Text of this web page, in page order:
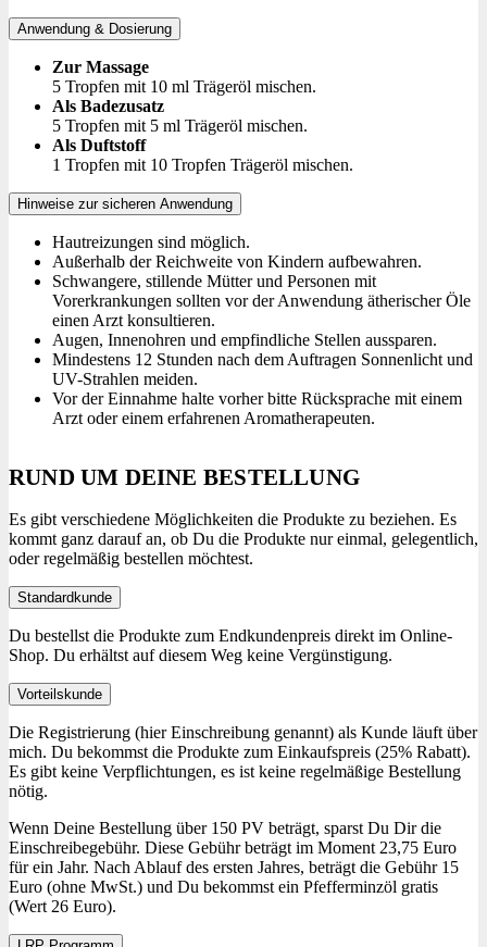
Anwendung & Dosierung
Zur Massage
5 Tropfen mit 10 ml Trägeröl mischen.
Als Badezusatz
5 Tropfen mit 5 ml Trägeröl mischen.
Als Duftstoff
1 Tropfen mit 10 Tropfen Trägeröl mischen.
Hinweise zur sicheren Anwendung
Hautreizungen sind möglich.
Außerhalb der Reichweite von Kindern aufbewahren.
Schwangere, stillende Mütter und Personen mit
Vorerkrankungen sollten vor der Anwendung ätherischer Öle
einen Arzt konsultieren.
Augen, Innenohren und empfindliche Stellen aussparen.
Mindestens 12 Stunden nach dem Auftragen Sonnenlicht und
UV-Strahlen meiden.
Vor der Einnahme halte vorher bitte Rücksprache mit einem
Arzt oder einem erfahrenen Aromatherapeuten.
RUND UM DEINE BESTELLUNG
Es gibt verschiedene Möglichkeiten die Produkte zu beziehen. Es
kommt ganz darauf an, ob Du die Produkte nur einmal, gelegentlich,
oder regelmäßig bestellen möchtest.
Standardkunde
Du bestellst die Produkte zum Endkundenpreis direkt im Online-
Shop. Du erhältst auf diesem Weg keine Vergünstigung.
Vorteilskunde
Die Registrierung (hier Einschreibung genannt) als Kunde läuft über
mich. Du bekommst die Produkte zum Einkaufspreis (25% Rabatt).
Es gibt keine Verpflichtungen, es ist keine regelmäßige Bestellung
nötig.
Wenn Deine Bestellung über 150 PV beträgt, sparst Du Dir die
Einschreibegebühr. Diese Gebühr beträgt im Moment 23,75 Euro
für ein Jahr. Nach Ablauf des ersten Jahres, beträgt die Gebühr 15
Euro (ohne MwSt.) und Du bekommst ein Pfefferminzöl gratis
(Wert 26 Euro).